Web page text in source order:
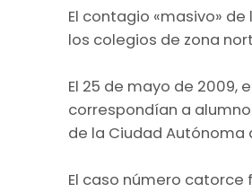
El contagio «masivo»
los colegios de zona
El 25 de mayo de 2009,
correspondían a
de la Ciudad Autónoma
El caso número catorce